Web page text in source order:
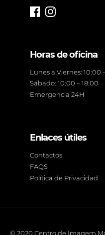
Horas de oficina
Lunes a Viernes: 10:00
Sábado: 10:00 – 18:00
Emergencia 24H
Enlaces útiles
Contactos
FAQS
Política de Privacidad
© 2020 Centro de Imagem